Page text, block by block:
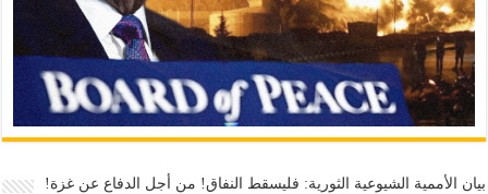
بيان الأممية الشيوعية الثورية: فليسقط النفاق! من أجل الدفاع عن غزة!